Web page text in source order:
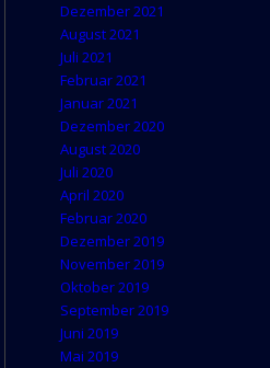
Dezember 2021
August 2021
Juli 2021
Februar 2021
Januar 2021
Dezember 2020
August 2020
Juli 2020
April 2020
Februar 2020
Dezember 2019
November 2019
Oktober 2019
September 2019
Juni 2019
Mai 2019